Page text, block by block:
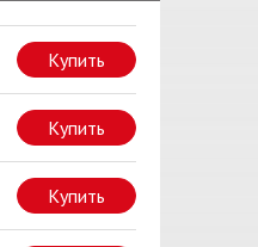
Купить
Купить
Купить